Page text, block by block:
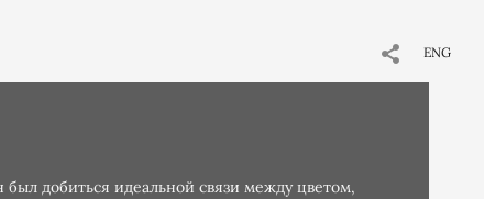
ENG
добиться идеальной связи между цветом,